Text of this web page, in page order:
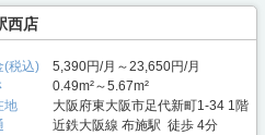
西店
(税込)
5,390円/月～23,650円/月
0.49m²～5.67m²
地
大阪府東大阪市足代新町1-34 1階
近鉄大阪線 布施駅 徒歩 4分